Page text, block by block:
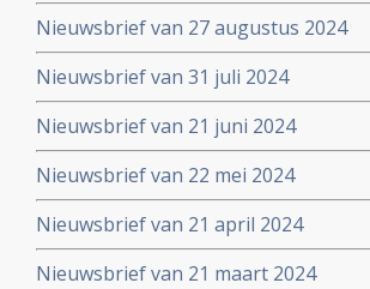
Nieuwsbrief van 27 augustus 2024
Nieuwsbrief van 31 juli 2024
Nieuwsbrief van 21 juni 2024
Nieuwsbrief van 22 mei 2024
Nieuwsbrief van 21 april 2024
Nieuwsbrief van 21 maart 2024